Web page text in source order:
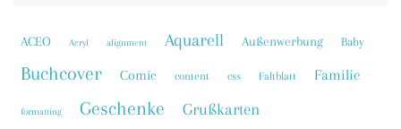
ACEO Acryl alignment Aquarell Außenwerbung Baby
Buchcover Comic content css Faltblatt Familie
formatting Geschenke Grußkarten